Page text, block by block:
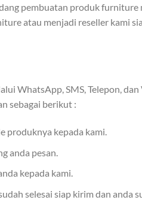
pembuatan produk furniture
atau menjadi reseller kami
WhatsApp, SMS, Telepon,
sebagai berikut :
produknya kepada kami.
anda pesan.
kepada kami.
selesai siap kirim dan anda